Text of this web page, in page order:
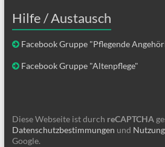
Hilfe / Austausch
Facebook Gruppe "Pflegende
Facebook Gruppe "Altenpflege"
Diese Webseite ist durch reCAPTCHA
Datenschutzbestimmungen und
Google.